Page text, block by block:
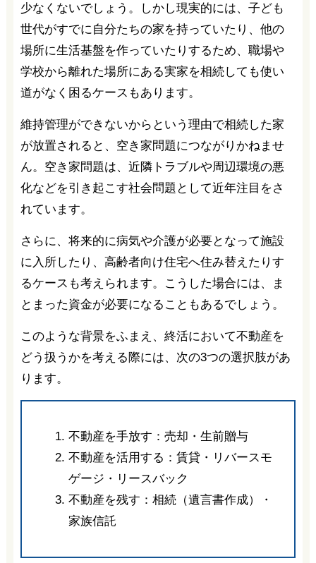
少なくないでしょう。しかし現実的には、子ども
世代がすでに自分たちの家を持っていたり、他の
場所に生活基盤を作っていたりするため、職場や
学校から離れた場所にある実家を相続しても使い
道がなく困るケースもあります。
維持管理ができないからという理由で相続した家
が放置されると、空き家問題につながりかねませ
ん。空き家問題は、近隣トラブルや周辺環境の悪
化などを引き起こす社会問題として近年注目をさ
れています。
さらに、将来的に病気や介護が必要となって施設
に入所したり、高齢者向け住宅へ住み替えたりす
るケースも考えられます。こうした場合には、ま
とまった資金が必要になることもあるでしょう。
このような背景をふまえ、終活において不動産を
どう扱うかを考える際には、次の3つの選択肢があ
ります。
不動産を手放す：売却・生前贈与
不動産を活用する：賃貸・リバースモ
ゲージ・リースバック
不動産を残す：相続（遺言書作成）・
家族信託